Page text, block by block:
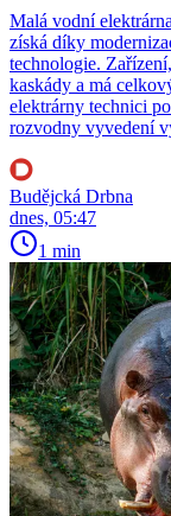
Malá vodní
získá díky
technologie.
kaskády a má
elektrárny technici
rozvodny vyvedení
Budějcká Drbna
dnes, 05:47
1 min